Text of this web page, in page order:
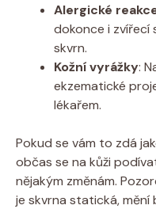
Alergické
dokonce i zvířecí
skvrn.
Kožní vyrážky:
ekzematické
lékařem.
Pokud se vám to zdá
občas se na kůži
nějakým změnám.
je skvrna statická, mění